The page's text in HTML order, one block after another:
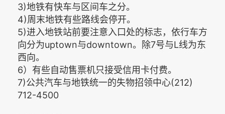
3)地铁有快车与区间车之分。
4)周末地铁有些路线会停开。
5)进入地铁站前要注意入口处的标志，依行车方
向分为uptown与downtown。除7号与L线为东
西向。
6）有些自动售票机只接受信用卡付费。
7)公共汽车与地铁统一的失物招领中心(212)
712-4500